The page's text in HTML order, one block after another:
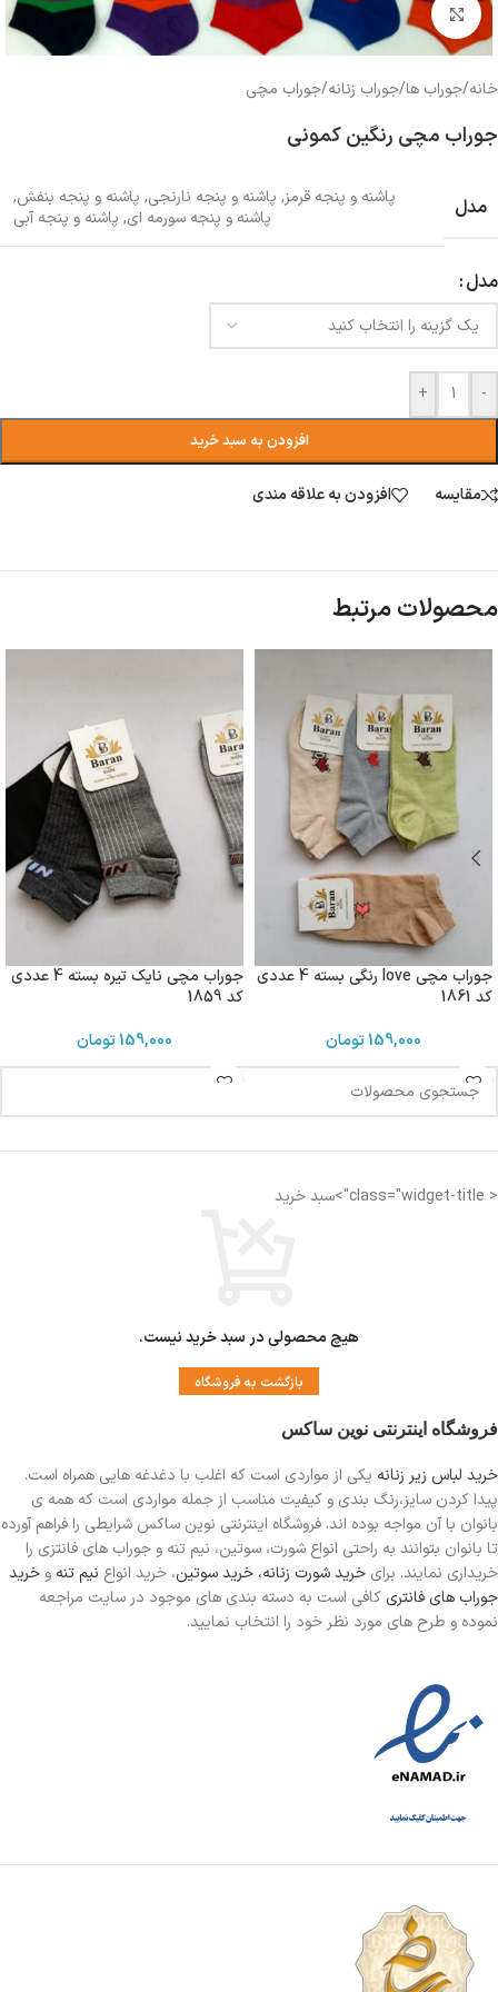
بزرگنمایی تصویر
خانه/جوراب ها/جوراب زنانه/جوراب مچی
جوراب مچی رنگین کمونی
مدل پاشنه و پنجه قرمز, پاشنه و پنجه نارنجی, پاشنه و پنجه بنفش,
پاشنه و پنجه سورمه ای, پاشنه و پنجه آبی
مدل
-
+
افزودن به سبد خرید
مقایسه افزودن به علاقه مندی
محصولات مرتبط
جوراب مچی love رنگی بسته 4 عددی
کد 1861
159,000تومان
جوراب مچی نایک تیره بسته 4 عددی
کد 1859
159,000تومان
< class="widget-title">سبد خرید
هیچ محصولی در سبد خرید نیست.
بازگشت به فروشگاه
فروشگاه اینترنتی نوین ساکس
خرید لباس زیر زنانه یکی از مواردی است که اغلب با دغدغه هایی همراه است.
پیدا کردن سایز،رنگ بندی و کیفیت مناسب از جمله مواردی است که همه ی
بانوان با آن مواجه بوده اند. فروشگاه اینترنتی نوین ساکس شرایطی را فراهم آورده
تا بانوان بتوانند به راحتی انواع شورت، سوتین، نیم تنه و جوراب های فانتزی را
خریداری نمایند. برای خرید شورت زنانه، خرید سوتین، خرید انواع نیم تنه و خرید
جوراب های فانتری کافی است به دسته بندی های موجود در سایت مراجعه
نموده و طرح های مورد نظر خود را انتخاب نمایید.